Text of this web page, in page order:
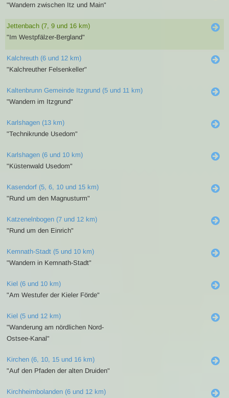
"Wandern zwischen Itz und Main"
Jettenbach (7, 9 und 16 km)
"Im Westpfälzer-Bergland"
Kalchreuth (6 und 12 km)
"Kalchreuther Felsenkeller"
Kaltenbrunn Gemeinde Itzgrund (5 und 11 km)
"Wandern im Itzgrund"
Karlshagen (13 km)
"Technikrunde Usedom"
Karlshagen (6 und 10 km)
"Küstenwald Usedom"
Kasendorf (5, 6, 10 und 15 km)
"Rund um den Magnusturm"
Katzenelnbogen (7 und 12 km)
"Rund um den Einrich"
Kemnath-Stadt (5 und 10 km)
"Wandern in Kemnath-Stadt"
Kiel (6 und 10 km)
"Am Westufer der Kieler Förde"
Kiel (5 und 12 km)
"Wanderung am nördlichen Nord-
Ostsee-Kanal"
Kirchen (6, 10, 15 und 16 km)
"Auf den Pfaden der alten Druiden"
Kirchheimbolanden (6 und 12 km)